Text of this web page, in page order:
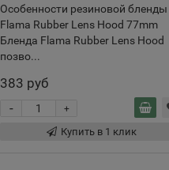
Особенности резиновой бленды
Flama Rubber Lens Hood 77mm
Бленда Flama Rubber Lens Hood
позво...
383 руб
+
-
Купить в 1 клик